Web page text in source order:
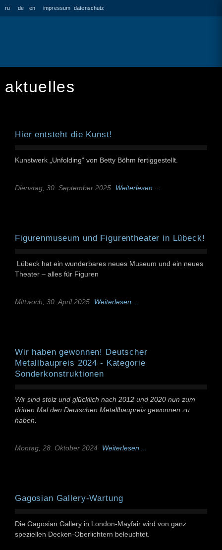
ru de en impressum datenschutz
aktuelles
Hier entsteht die Kunst!
Kunstwerk „Unfolding“ von Betty Böhm fertiggestellt.
Dienstag, 30. September 2025 Weiterlesen ...
Figurenmuseum und Figurentheater in Lübeck!
Lübeck hat ein wunderbares neues Museum und ein neues
Theater – alles für Figuren
Mittwoch, 30. April 2025 Weiterlesen ...
Wir haben gewonnen! Deutscher
Metallbaupreis 2024 - Kategorie
Sonderkonstruktionen
Wir sind stolz und glücklich nach 2012 und 2020 nun zum
dritten Mal den Deutschen Metallbaupreis gewonnen zu
haben.
Montag, 28. Oktober 2024 Weiterlesen ...
Gagosian Gallery-Wartung
Die Gagosian Gallery in London-Mayfair wird von ganz
speziellen Decken-Oberlichtern beleuchtet.